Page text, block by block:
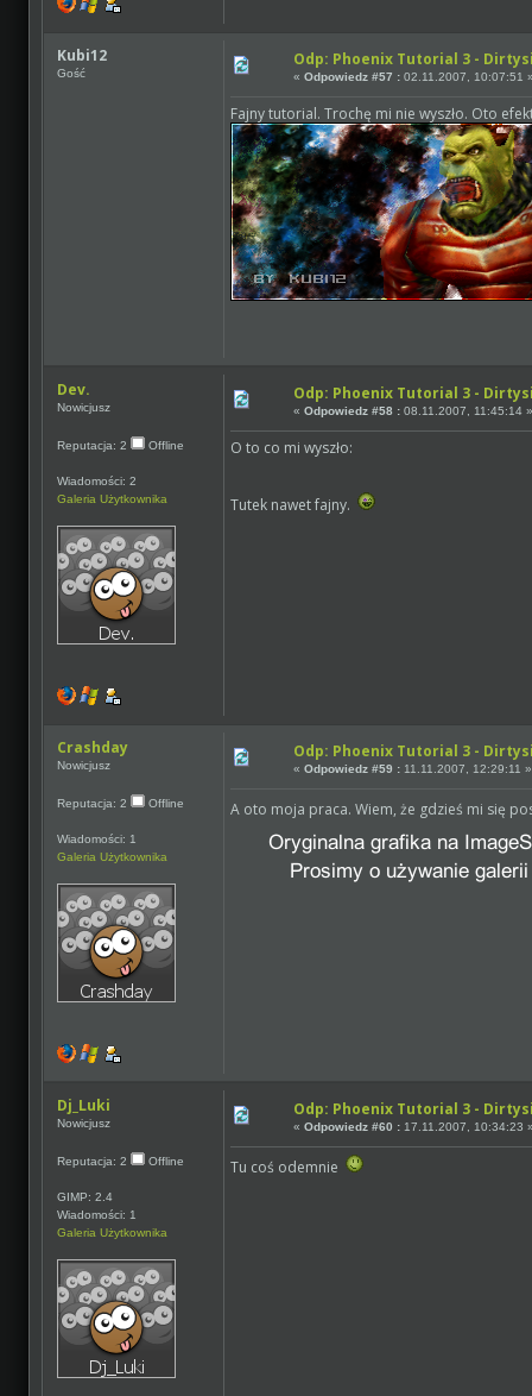
Kubi12
Gość
Odp: Phoenix Tutorial 3 -
«Odpowiedz #57 : 02.11.2007, 10:07:51
Fajny tutorial. Trochę mi nie wyszło. Oto
Dev.
Nowicjusz
Reputacja: 2 Offline
Wiadomości: 2
Galeria Użytkownika
Odp: Phoenix Tutorial 3 -
«Odpowiedz #58 : 08.11.2007, 11:45:14
O to co mi wyszło:
Tutek nawet fajny.
Crashday
Nowicjusz
Reputacja: 2 Offline
Wiadomości: 1
Galeria Użytkownika
Odp: Phoenix Tutorial 3 -
«Odpowiedz #59 : 11.11.2007, 12:29:11 »
A oto moja praca. Wiem, że gdzieś mi się
Dj_Luki
Nowicjusz
Reputacja: 2 Offline
GIMP: 2.4
Wiadomości: 1
Galeria Użytkownika
Odp: Phoenix Tutorial 3 -
«Odpowiedz #60 : 17.11.2007, 10:34:23
Tu coś odemnie